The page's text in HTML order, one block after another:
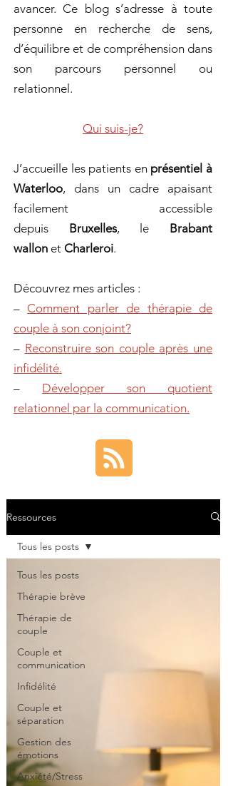
avancer. Ce blog s’adresse à toute
personne en recherche de sens,
d’équilibre et de compréhension dans
son parcours personnel ou
relationnel.
Qui suis-je?
J’accueille les patients en présentiel à
Waterloo, dans un cadre apaisant
facilement accessible
depuis Bruxelles, le Brabant
wallon et Charleroi.
Découvrez mes articles :
– Comment parler de thérapie de
couple à son conjoint?
– Reconstruire son couple après une
infidélité.
– Développer son quotient
relationnel par la communication.
Ressources
Tous les posts
Thérapie brève
Thérapie de
couple
Couple et
communication
Infidélité
Couple et
séparation
Gestion des
émotions
Anxiété/Stress
Tous les posts